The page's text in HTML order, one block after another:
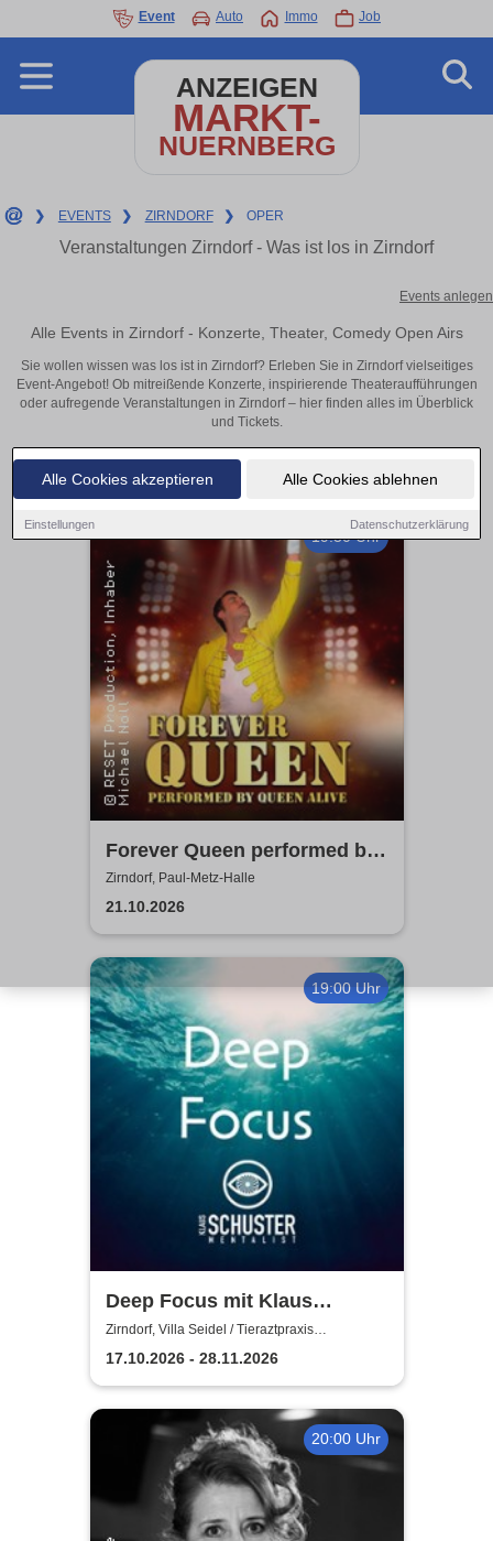
Alle Cookies akzeptieren Alle Cookies ablehnen
Einstellungen Datenschutzerklärung
Event Auto Immo Job
ANZEIGEN
MARKT-
NUERNBERG
❯ EVENTS ❯ ZIRNDORF ❯ OPER
Veranstaltungen Zirndorf - Was ist los in Zirndorf
Events anlegen
Alle Events in Zirndorf - Konzerte, Theater, Comedy Open Airs
Sie wollen wissen was los ist in Zirndorf? Erleben Sie in Zirndorf vielseitiges
Event-Angebot! Ob mitreißende Konzerte, inspirierende Theateraufführungen
oder aufregende Veranstaltungen in Zirndorf – hier finden alles im Überblick
und Tickets.
19:30 Uhr
Forever Queen performed by
Queen Alive
Zirndorf, Paul-Metz-Halle
21.10.2026
19:00 Uhr
Deep Focus mit Klaus
Schuster
Zirndorf, Villa Seidel / Tieraztpraxis
Stocksmeier
17.10.2026 - 28.11.2026
20:00 Uhr